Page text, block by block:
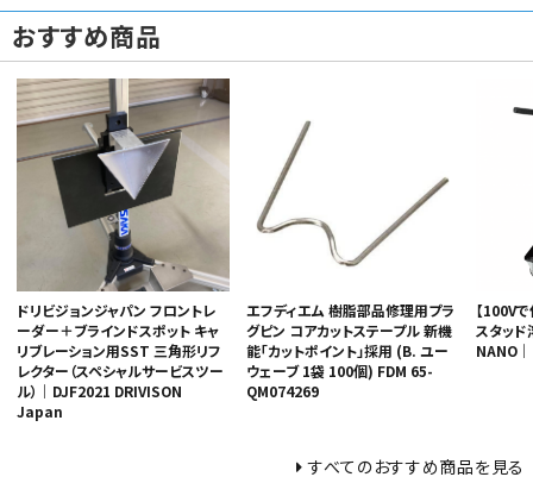
おすすめ商品
ドリビジョンジャパン フロントレ
ーダー＋ブラインドスポット キャ
リブレーション用SST 三角形リフ
レクター（スペシャルサービスツー
ル）｜DJF2021 DRIVISON
Japan
エフディエム 樹脂部品修理用プラ
グピン コアカットステープル 新機
能「カットポイント」採用 (B. ユー
ウェーブ 1袋 100個) FDM 65-
QM074269
【100V
スタッ
NANO
すべてのおすすめ商品を見る